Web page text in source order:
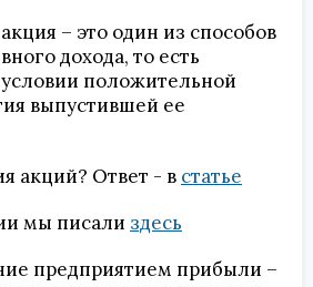
– это один из способов
дохода, то есть
положительной
выпустившей ее
акций? Ответ - в статье
мы писали здесь
предприятием прибыли –